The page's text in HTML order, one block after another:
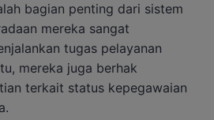
bagian penting dari sistem
mereka sangat
tugas pelayanan
mereka juga berhak
terkait status kepegawaian